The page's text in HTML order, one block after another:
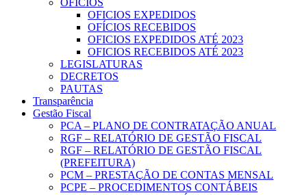
OFICIOS
OFICIOS EXPEDIDOS
OFÍCIOS RECEBIDOS
OFICIOS EXPEDIDOS ATÉ 2023
OFICIOS RECEBIDOS ATÉ 2023
LEGISLATURAS
DECRETOS
PAUTAS
Transparência
Gestão Fiscal
PCA – PLANO DE CONTRATAÇÃO ANUAL
RGF – RELATÓRIO DE GESTÃO FISCAL
RGF – RELATÓRIO DE GESTÃO FISCAL
(PREFEITURA)
PCM – PRESTAÇÃO DE CONTAS MENSAL
PCPE – PROCEDIMENTOS CONTÁBEIS